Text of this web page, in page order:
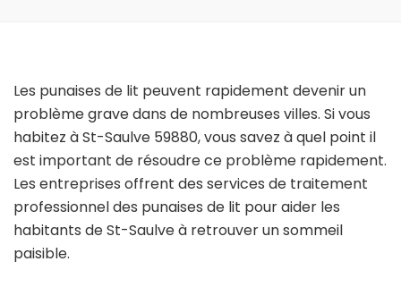
Les punaises de lit peuvent rapidement devenir un
problème grave dans de nombreuses villes. Si vous
habitez à St-Saulve 59880, vous savez à quel point il
est important de résoudre ce problème rapidement.
Les entreprises offrent des services de traitement
professionnel des punaises de lit pour aider les
habitants de St-Saulve à retrouver un sommeil
paisible.